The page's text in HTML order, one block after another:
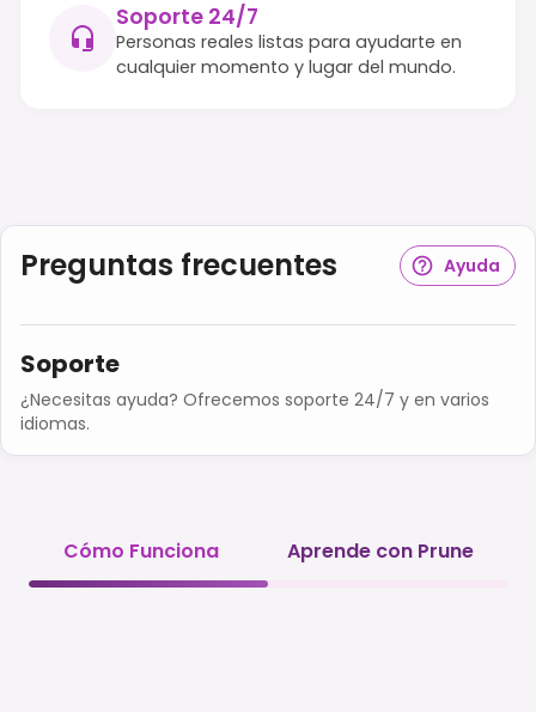
Soporte 24/7
Personas reales listas para ayudarte en
cualquier momento y lugar del mundo.
Preguntas frecuentes Ayuda
Soporte
¿Necesitas ayuda? Ofrecemos soporte 24/7 y en varios
idiomas.
Cómo Funciona Aprende con Prune